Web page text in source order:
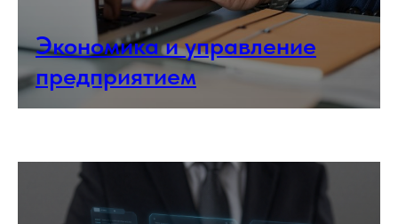
Экономика и управление
предприятием